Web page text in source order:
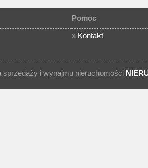
Pomoc
» Kontakt
sprzedaży i wynajmu nieruchomości